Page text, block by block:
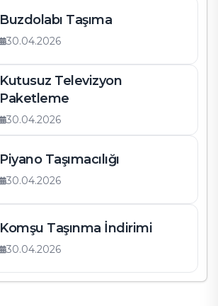
Buzdolabı Taşıma
30.04.2026
Kutusuz Televizyon
Paketleme
30.04.2026
Piyano Taşımacılığı
30.04.2026
Komşu Taşınma İndirimi
30.04.2026